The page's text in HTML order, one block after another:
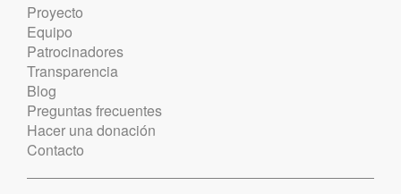
Proyecto
Equipo
Patrocinadores
Transparencia
Blog
Preguntas frecuentes
Hacer una donación
Contacto